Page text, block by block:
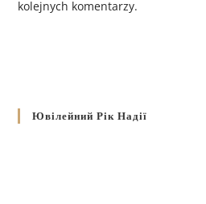
kolejnych komentarzy.
Ювілейний Рік Надії